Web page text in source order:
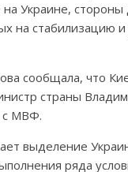
Украине,
на стабилизацию и
сообщала, что
страны
с МВФ.
выделение
ряда